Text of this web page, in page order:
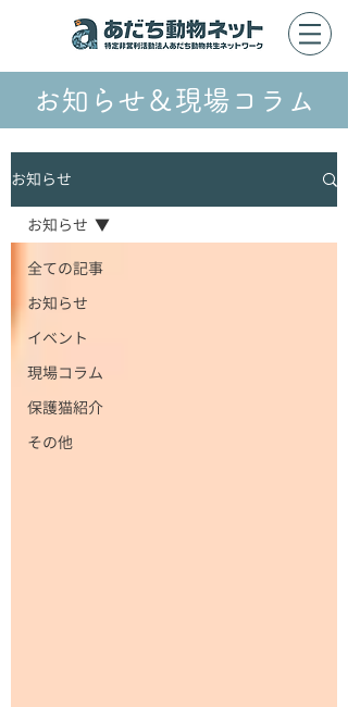
お知らせ＆現場コラム
お知らせ
全ての記事
お知らせ
イベント
現場コラム
保護猫紹介
その他
お知らせ